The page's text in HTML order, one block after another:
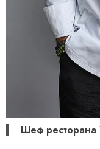
Шеф ресторана